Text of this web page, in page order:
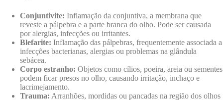
Conjuntivite: Inflamação da conjuntiva, a membrana que
reveste a pálpebra e a parte branca do olho. Pode ser causada
por alergias, infecções ou irritantes.
Blefarite: Inflamação das pálpebras, frequentemente associada a
infecções bacterianas, alergias ou problemas na glândula
sebácea.
Corpo estranho: Objetos como cílios, poeira, areia ou sementes
podem ficar presos no olho, causando irritação, inchaço e
lacrimejamento.
Trauma: Arranhões, mordidas ou pancadas na região dos olhos